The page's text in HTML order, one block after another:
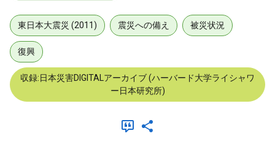
東日本大震災 (2011) 震災への備え 被災状況
復興
収録:日本災害DIGITALアーカイブ (ハーバード大学ライシャワ
ー日本研究所)